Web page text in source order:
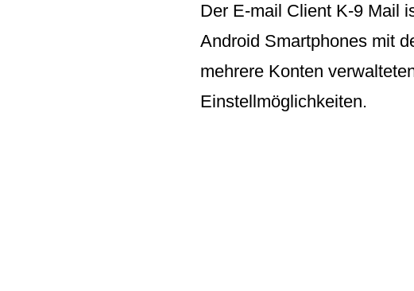
Der E-mail Client K-9 Mail
Android Smartphones mit
mehrere Konten
Einstellmöglichkeiten.